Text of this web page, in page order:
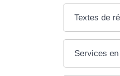
Textes de
Services